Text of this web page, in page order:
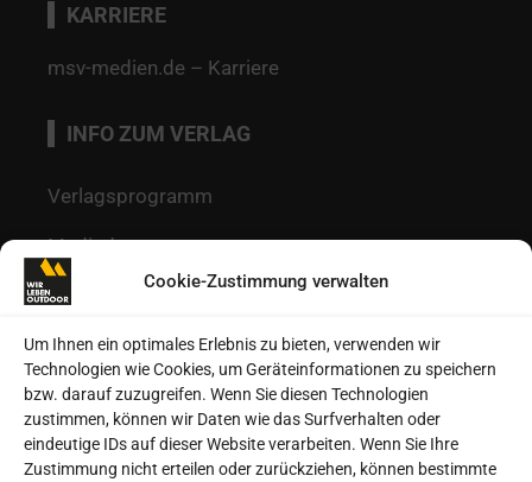
Cookie-Zustimmung verwalten
Um Ihnen ein optimales Erlebnis zu bieten, verwenden wir
Technologien wie Cookies, um Geräteinformationen zu speichern
bzw. darauf zuzugreifen. Wenn Sie diesen Technologien
zustimmen, können wir Daten wie das Surfverhalten oder
eindeutige IDs auf dieser Website verarbeiten. Wenn Sie Ihre
Zustimmung nicht erteilen oder zurückziehen, können bestimmte
KARRIERE
msv-medien.de – Karriere
INFO ZUM VERLAG
Verlagsprogramm
Mediadaten
Redaktion
Kontakt
Autoren
Datenschutz